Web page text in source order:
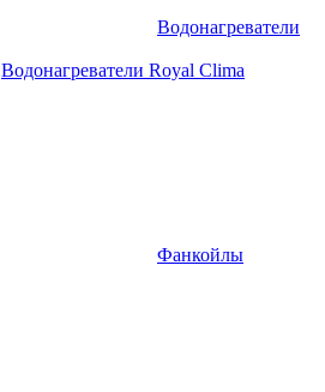
Водонагреватели
Водонагреватели Royal Clima
Фанкойлы